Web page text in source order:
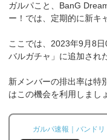
ガルパこと、BanG
ー！では、定期的に新キ
ここでは、2023年9月8
バルガチャ」に追加され
新メンバーの排出率は特
はこの機会を利用しまし
ガルパ速報｜バンド